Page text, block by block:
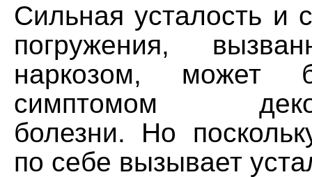
Сильная усталость и
погружения,
наркозом, может
симптомом
болезни. Но
по себе вызывает